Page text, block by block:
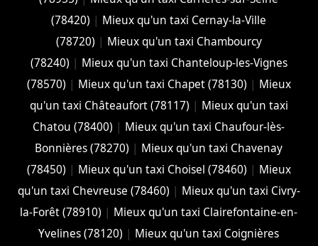
(78420) | Mieux qu'un taxi Cernay-la-Ville
(78720) | Mieux qu'un taxi Chambourcy
(78240) | Mieux qu'un taxi Chanteloup-les-Vignes
(78570) | Mieux qu'un taxi Chapet (78130) | Mieux
qu'un taxi Châteaufort (78117) | Mieux qu'un taxi
Chatou (78400) | Mieux qu'un taxi Chaufour-lès-
Bonnières (78270) | Mieux qu'un taxi Chavenay
(78450) | Mieux qu'un taxi Choisel (78460) | Mieux
qu'un taxi Chevreuse (78460) | Mieux qu'un taxi Civry-
la-Forêt (78910) | Mieux qu'un taxi Clairefontaine-en-
Yvelines (78120) | Mieux qu'un taxi Coignières